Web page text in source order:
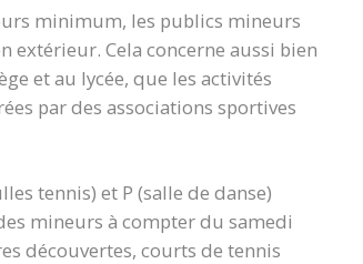
minimum, les publics mineurs
extérieur. Cela concerne aussi bien
et au lycée, que les activités
par des associations sportives
tennis) et P (salle de danse)
mineurs à compter du samedi
découvertes, courts de tennis